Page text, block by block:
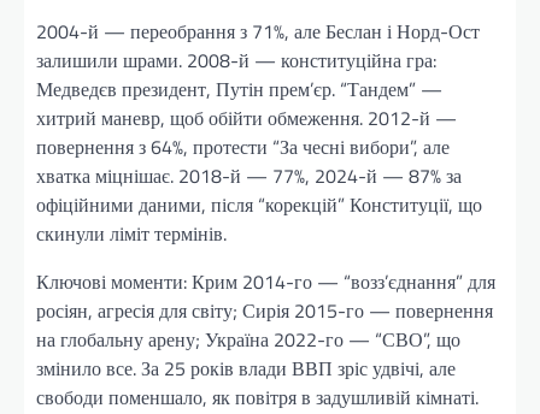
2004-й — переобрання з 71%, але Беслан і Норд-Ост
залишили шрами. 2008-й — конституційна гра:
Медведєв президент, Путін прем’єр. “Тандем” —
хитрий маневр, щоб обійти обмеження. 2012-й —
повернення з 64%, протести “За чесні вибори”, але
хватка міцнішає. 2018-й — 77%, 2024-й — 87% за
офіційними даними, після “корекцій” Конституції, що
скинули ліміт термінів.
Ключові моменти: Крим 2014-го — “возз’єднання” для
росіян, агресія для світу; Сирія 2015-го — повернення
на глобальну арену; Україна 2022-го — “СВО”, що
змінило все. За 25 років влади ВВП зріс удвічі, але
свободи поменшало, як повітря в задушливій кімнаті.